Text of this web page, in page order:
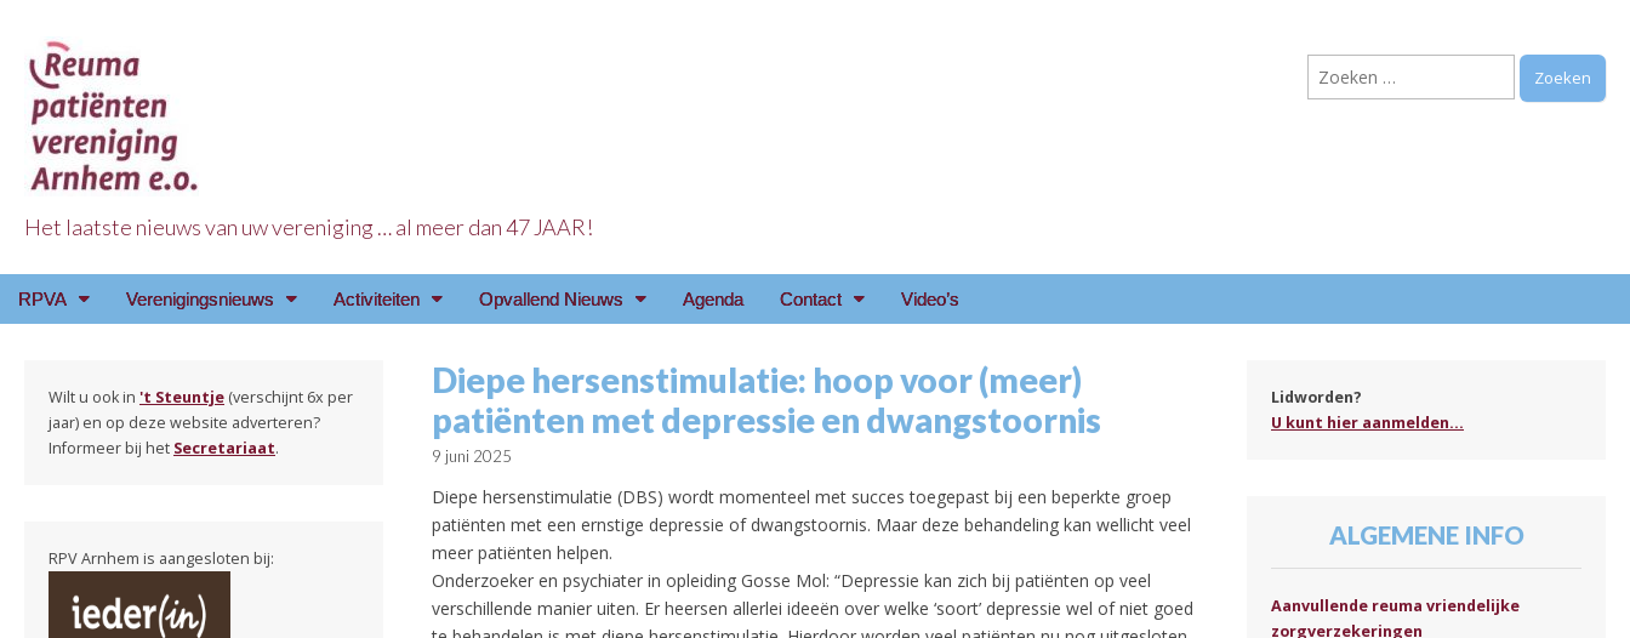
Reuma Patienten Vereniging Arnhem e.o.
Het laatste nieuws van uw vereniging … al meer dan 47 JAAR!
Zoeken
naar:
Main
Skip
RPVA Verenigingsnieuws Activiteiten Opvallend Nieuws Agenda Contact Video’s
Diepe hersenstimulatie: hoop voor (meer)
patiënten met depressie en dwangstoornis
9 juni 2025
Diepe hersenstimulatie (DBS) wordt momenteel met succes toegepast bij een beperkte groep
patiënten met een ernstige depressie of dwangstoornis. Maar deze behandeling kan wellicht veel
meer patiënten helpen.
Onderzoeker en psychiater in opleiding Gosse Mol: “Depressie kan zich bij patiënten op veel
verschillende manier uiten. Er heersen allerlei ideeën over welke ‘soort’ depressie wel of niet goed
Wilt u ook in 't Steuntje (verschijnt 6x per
jaar) en op deze website adverteren?
Informeer bij het Secretariaat.
RPV Arnhem is aangesloten bij:
Lidworden?
U kunt hier aanmelden...
ALGEMENE INFO
Aanvullende reuma vriendelijke
zorgverzekeringen